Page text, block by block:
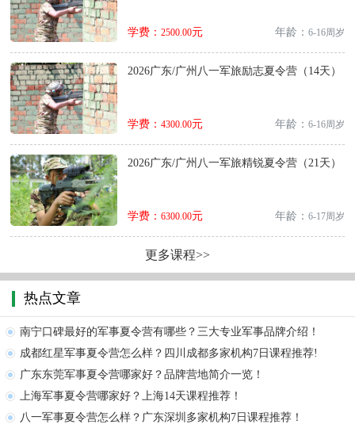
学费： 2500.00元 年龄： 6-16周岁
2026广东/广州八一军旅励志夏令营（14天）
学费： 4300.00元 年龄： 6-16周岁
2026广东/广州八一军旅精锐夏令营（21天）
学费： 6300.00元 年龄： 6-17周岁
更多课程>>
热点文章
南宁口碑最好的军事夏令营有哪些？三大专业军事品牌介绍！
成都红星军事夏令营怎么样？四川成都多家机构7日课程推荐!
广东东莞军事夏令营哪家好？品牌营地简介一览！
上海军事夏令营哪家好？上海14天课程推荐！
八一军事夏令营怎么样？广东深圳多家机构7日课程推荐！